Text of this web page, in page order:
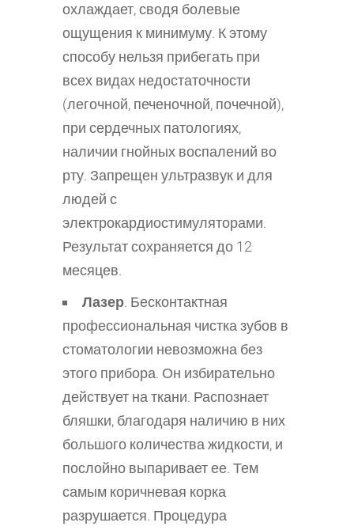
охлаждает, сводя болевые
ощущения к минимуму. К этому
способу нельзя прибегать при
всех видах недостаточности
(легочной, печеночной, почечной),
при сердечных патологиях,
наличии гнойных воспалений во
рту. Запрещен ультразвук и для
людей с
электрокардиостимуляторами.
Результат сохраняется до 12
месяцев.
Лазер. Бесконтактная
профессиональная чистка зубов в
стоматологии невозможна без
этого прибора. Он избирательно
действует на ткани. Распознает
бляшки, благодаря наличию в них
большого количества жидкости, и
послойно выпаривает ее. Тем
самым коричневая корка
разрушается. Процедура